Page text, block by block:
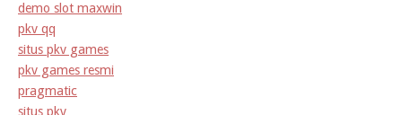
demo slot maxwin
pkv qq
situs pkv games
pkv games resmi
pragmatic
situs pkv